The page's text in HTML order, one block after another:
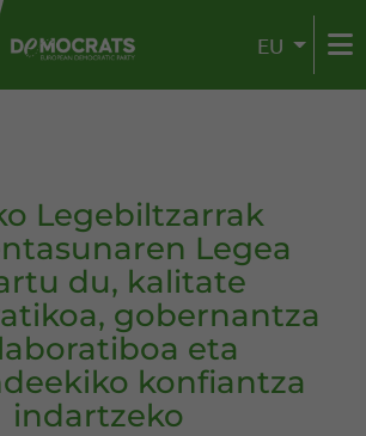
EU
Legebiltzarrak
Legea
du, kalitate
gobernantza
eta
konfiantza
indartzeko